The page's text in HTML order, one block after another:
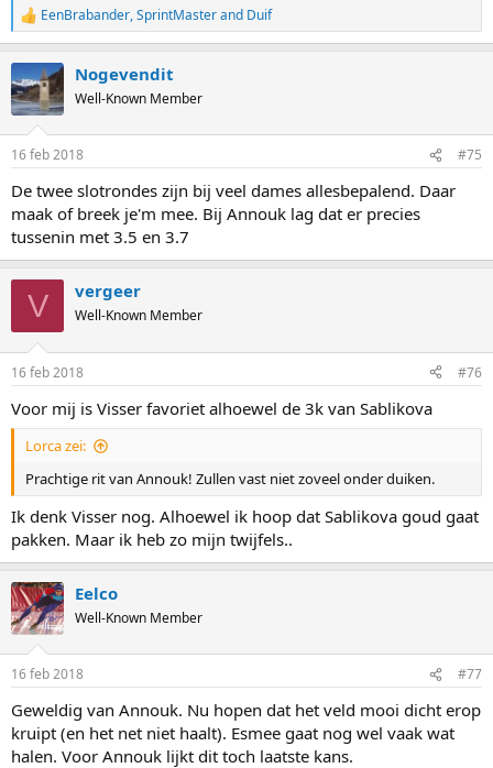
R
e
c
t
i
s
EenBrabander,SprintMasterand Duif
Nogevendit
Well-Known Member
16 feb 2018 #75
De twee slotrondes zijn bij veel dames allesbepalend. Daar
maak of breek je'm mee. Bij Annouk lag dat er precies
tussenin met 3.5 en 3.7
V vergeer
Well-Known Member
16 feb 2018 #76
Voor mij is Visser favoriet alhoewel de 3k van Sablikova
Lorca zei:
Prachtige rit van Annouk! Zullen vast niet zoveel onder duiken.
Ik denk Visser nog. Alhoewel ik hoop dat Sablikova goud gaat
pakken. Maar ik heb zo mijn twijfels..
Eelco
Well-Known Member
16 feb 2018 #77
Geweldig van Annouk. Nu hopen dat het veld mooi dicht erop
kruipt (en het net niet haalt). Esmee gaat nog wel vaak wat
halen. Voor Annouk lijkt dit toch laatste kans.